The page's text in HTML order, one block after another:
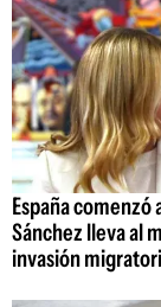
España
Sánchez lleva al
invasión